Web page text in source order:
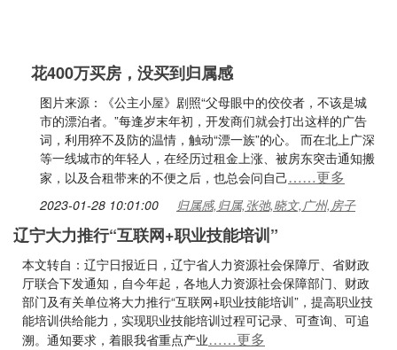
花400万买房，没买到归属感
图片来源：《公主小屋》剧照“父母眼中的佼佼者，不该是城
市的漂泊者。”每逢岁末年初，开发商们就会打出这样的广告
词，利用猝不及防的温情，触动“漂一族”的心。 而在北上广深
等一线城市的年轻人，在经历过租金上涨、被房东突击通知搬
家，以及合租带来的不便之后，也总会问自己……更多
2023-01-28 10:01:00 归属感,归属,张弛,晓文,广州,房子
辽宁大力推行“互联网+职业技能培训”
本文转自：辽宁日报近日，辽宁省人力资源社会保障厅、省财政
厅联合下发通知，自今年起，各地人力资源社会保障部门、财政
部门及有关单位将大力推行“互联网+职业技能培训”，提高职业技
能培训供给能力，实现职业技能培训过程可记录、可查询、可追
溯。通知要求，着眼我省重点产业……更多